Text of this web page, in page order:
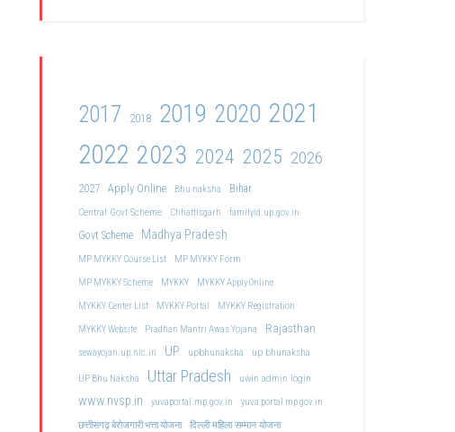
2017 2018 2019 2020 2021
2022 2023 2024 2025 2026
2027 Apply Online Bhu naksha
Bihar
Central Govt Scheme
Chhattisgarh familyid.up.gov.in
Govt Scheme Madhya Pradesh
MP MYKKY Course List
MP MYKKY Form
MP MYKKY Scheme
MYKKY
MYKKY Apply Online
MYKKY Center List
MYKKY Portal
MYKKY Registration
MYKKY Website
Pradhan Mantri Awas Yojana Rajasthan
sewayojan.up.nic.in UP upbhunaksha up bhunaksha
UP Bhu Naksha Uttar Pradesh uwin admin login
www.nvsp.in yuvaportal.mp.gov.in
yuva portal mp gov.in
छत्तीसगढ़ बेरोजगारी भत्ता योजना
दिल्ली महिला सम्मान योजना